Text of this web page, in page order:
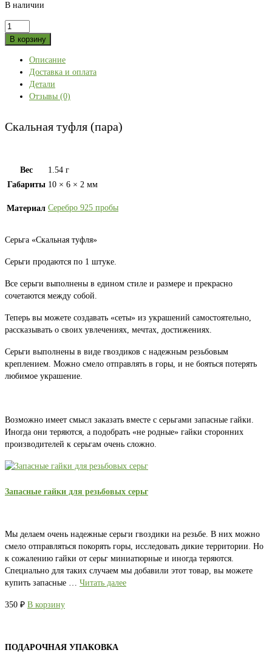
В наличии
Количество
товара
туфля
(пара)
В корзину
Описание
Доставка и оплата
Детали
Отзывы (0)
Скальная туфля (пара)
Вес
1.54 г
Габариты 10 × 6 × 2 мм
Материал Серебро 925 пробы
Серьга «Скальная туфля»
Серьги продаются по 1 штуке.
Все серьги выполнены в едином стиле и размере и прекрасно
сочетаются между собой.
Теперь вы можете создавать «сеты» из украшений самостоятельно,
рассказывать о своих увлечениях, мечтах, достижениях.
Серьги выполнены в виде гвоздиков с надежным резьбовым
креплением. Можно смело отправлять в горы, и не бояться потерять
любимое украшение.
Возможно имеет смысл заказать вместе с серьгами запасные гайки.
Иногда они теряются, а подобрать «не родные» гайки сторонних
производителей к серьгам очень сложно.
Запасные гайки для резьбовых серьг
Мы делаем очень надежные серьги гвоздики на резьбе. В них можно
смело отправляться покорять горы, исследовать дикие территории. Но
к сожалению гайки от серьг миниатюрные и иногда теряются.
Специально для таких случаем мы добавили этот товар, вы можете
купить запасные … Читать далее
350 ₽ В корзину
ПОДАРОЧНАЯ УПАКОВКА